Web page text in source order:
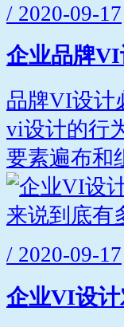
/ 2020-09-17
企业品牌VI
品牌VI设计
vi设计的行
要素遍布和
/ 2020-09-17
企业VI设